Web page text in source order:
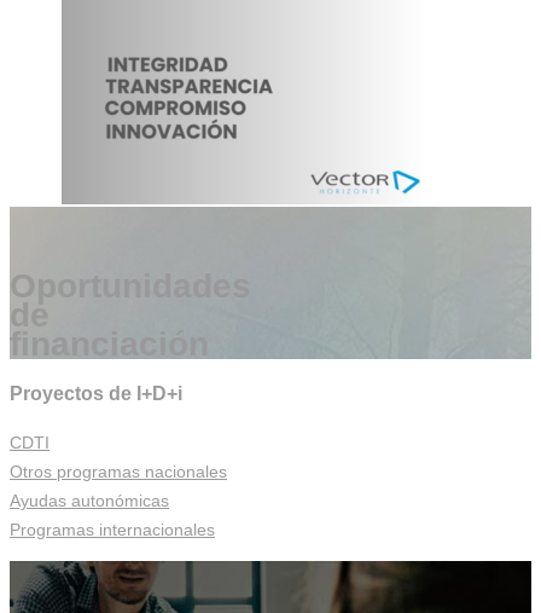
Oportunidades
de
financiación
Proyectos de I+D+i
CDTI
Otros programas nacionales
Ayudas autonómicas
Programas internacionales